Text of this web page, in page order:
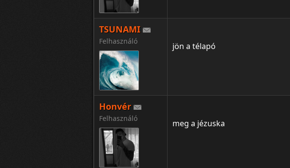
TSUNAMI
Felhasználó
jön a télapó
Honvér
Felhasználó
meg a jézuska